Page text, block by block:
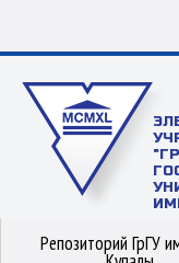
Репозиторий ГрГУ